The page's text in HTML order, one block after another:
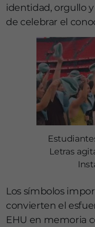
identidad, orgullo
de celebrar el
Letras
Los símbolos
convierten el
EHU en memoria